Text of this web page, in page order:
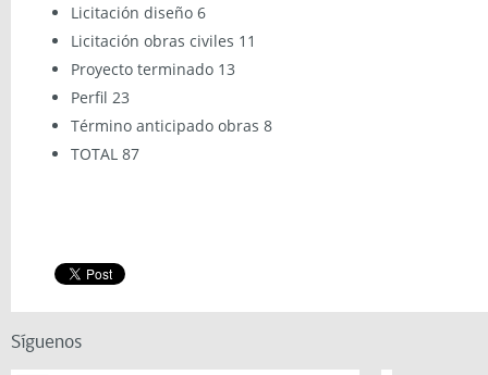
Licitación diseño 6
Licitación obras civiles 11
Proyecto terminado 13
Perfil 23
Término anticipado obras 8
TOTAL 87
Síguenos